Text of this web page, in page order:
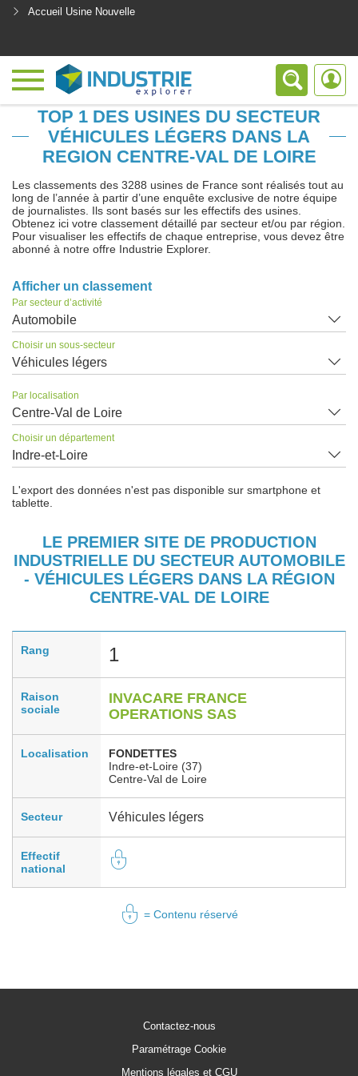
Accueil Usine Nouvelle
TOP 1 DES USINES DU SECTEUR
VÉHICULES LÉGERS DANS LA
REGION CENTRE-VAL DE LOIRE
Les classements des 3288 usines de France sont réalisés tout au
long de l’année à partir d’une enquête exclusive de notre équipe
de journalistes. Ils sont basés sur les effectifs des usines.
Obtenez ici votre classement détaillé par secteur et/ou par région.
Pour visualiser les effectifs de chaque entreprise, vous devez être
abonné à notre offre Industrie Explorer.
Afficher un classement
Par secteur d’activité
Automobile
Choisir un sous-secteur
Véhicules légers
Par localisation
Centre-Val de Loire
Choisir un département
Indre-et-Loire
L'export des données n'est pas disponible sur smartphone et
tablette.
LE PREMIER SITE DE PRODUCTION
INDUSTRIELLE DU SECTEUR AUTOMOBILE
- VÉHICULES LÉGERS DANS LA RÉGION
CENTRE-VAL DE LOIRE
Rang 1
Raison
sociale
INVACARE FRANCE
OPERATIONS SAS
Localisation
FONDETTES
Indre-et-Loire (37)
Centre-Val de Loire
Secteur Véhicules légers
Effectif
national
= Contenu réservé
Contactez-nous
Paramétrage Cookie
Mentions légales et CGU